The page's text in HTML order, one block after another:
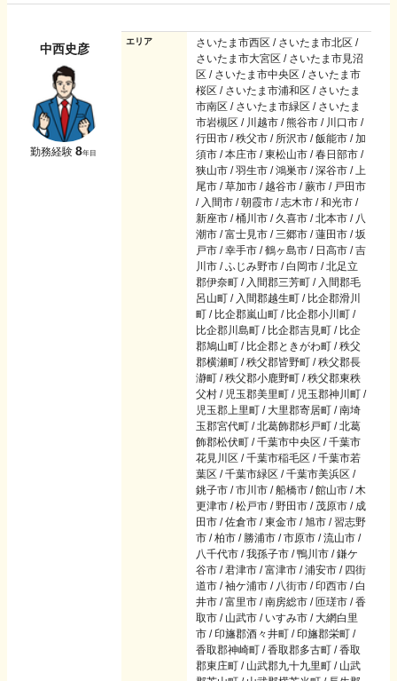
中西史彦
勤務経験 8年目
エリア
さいたま市西区 / さいたま市北区 /
さいたま市大宮区 / さいたま市見沼
区 / さいたま市中央区 / さいたま市
桜区 / さいたま市浦和区 / さいたま
市南区 / さいたま市緑区 / さいたま
市岩槻区 / 川越市 / 熊谷市 / 川口市 /
行田市 / 秩父市 / 所沢市 / 飯能市 / 加
須市 / 本庄市 / 東松山市 / 春日部市 /
狭山市 / 羽生市 / 鴻巣市 / 深谷市 / 上
尾市 / 草加市 / 越谷市 / 蕨市 / 戸田市
/ 入間市 / 朝霞市 / 志木市 / 和光市 /
新座市 / 桶川市 / 久喜市 / 北本市 / 八
潮市 / 富士見市 / 三郷市 / 蓮田市 / 坂
戸市 / 幸手市 / 鶴ヶ島市 / 日高市 / 吉
川市 / ふじみ野市 / 白岡市 / 北足立
郡伊奈町 / 入間郡三芳町 / 入間郡毛
呂山町 / 入間郡越生町 / 比企郡滑川
町 / 比企郡嵐山町 / 比企郡小川町 /
比企郡川島町 / 比企郡吉見町 / 比企
郡鳩山町 / 比企郡ときがわ町 / 秩父
郡横瀬町 / 秩父郡皆野町 / 秩父郡長
瀞町 / 秩父郡小鹿野町 / 秩父郡東秩
父村 / 児玉郡美里町 / 児玉郡神川町 /
児玉郡上里町 / 大里郡寄居町 / 南埼
玉郡宮代町 / 北葛飾郡杉戸町 / 北葛
飾郡松伏町 / 千葉市中央区 / 千葉市
花見川区 / 千葉市稲毛区 / 千葉市若
葉区 / 千葉市緑区 / 千葉市美浜区 /
銚子市 / 市川市 / 船橋市 / 館山市 / 木
更津市 / 松戸市 / 野田市 / 茂原市 / 成
田市 / 佐倉市 / 東金市 / 旭市 / 習志野
市 / 柏市 / 勝浦市 / 市原市 / 流山市 /
八千代市 / 我孫子市 / 鴨川市 / 鎌ケ
谷市 / 君津市 / 富津市 / 浦安市 / 四街
道市 / 袖ケ浦市 / 八街市 / 印西市 / 白
井市 / 富里市 / 南房総市 / 匝瑳市 / 香
取市 / 山武市 / いすみ市 / 大網白里
市 / 印旛郡酒々井町 / 印旛郡栄町 /
香取郡神崎町 / 香取郡多古町 / 香取
郡東庄町 / 山武郡九十九里町 / 山武